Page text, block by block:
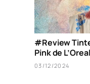
#Review
Pink de L’Oreal
03/12/2024